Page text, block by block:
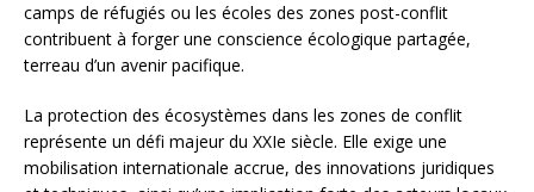
camps de réfugiés ou les écoles des zones post-conflit
contribuent à forger une conscience écologique partagée,
terreau d’un avenir pacifique.
La protection des écosystèmes dans les zones de conflit
représente un défi majeur du XXIe siècle. Elle exige une
mobilisation internationale accrue, des innovations juridiques